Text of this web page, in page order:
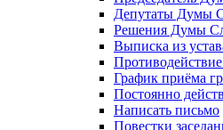
Депутаты Думы
Решения Думы
Выписка из
График приёма
Постоянно
Написать письмо
Повестки